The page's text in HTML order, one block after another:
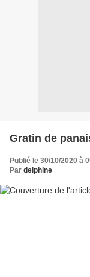
Gratin de
Publié le 30/10/2020 à
Par delphine